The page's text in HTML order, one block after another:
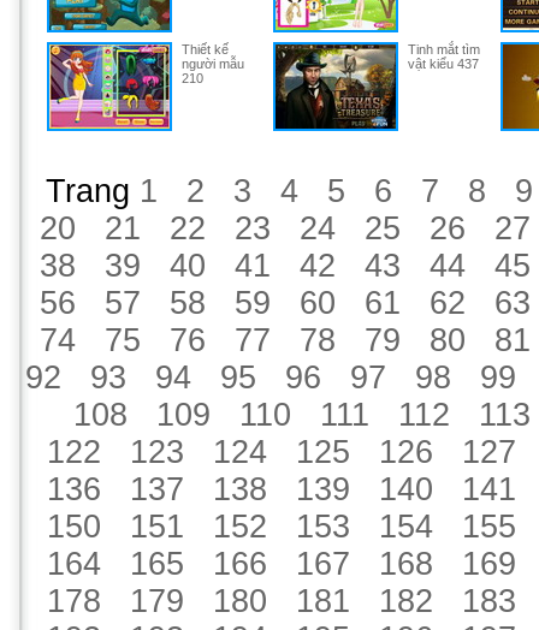
Thiết kế
người mẫu
210
Tinh mắt tìm
vật kiểu 437
Trang 1 2 3 4 5 6 7 8
9
20
21 22 23 24 25 26
27
38
39 40 41 42 43 44
45
56
57 58 59 60 61 62
63
74
75 76 77 78 79 80
81
92
93 94 95 96 97 98
99
108
109 110 111 112
113
122
123 124 125 126
127
136
137 138 139 140
141
150
151 152 153 154
155
164
165 166 167 168
169
178
179 180 181 182
183